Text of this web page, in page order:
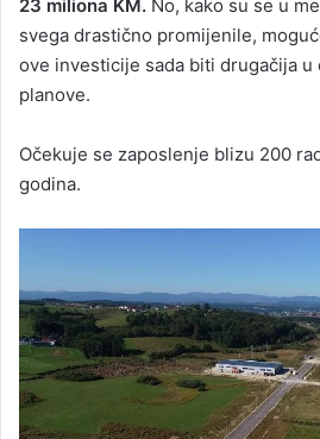
23 miliona KM. No, kako su se u
svega drastično promijenile,
ove investicije sada biti drugačija u
planove.
Očekuje se zaposlenje blizu 200
godina.